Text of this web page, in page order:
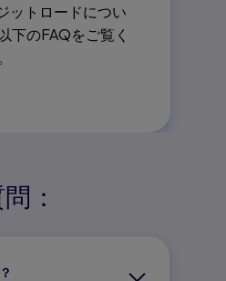
ットロードについ
下のFAQをご覧く
：